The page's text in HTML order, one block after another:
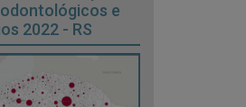
e
2022 - RS